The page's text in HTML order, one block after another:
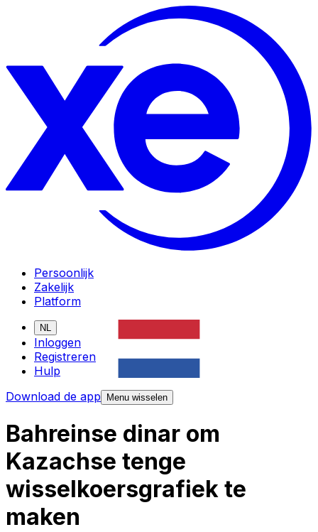
Persoonlijk
Zakelijk
Platform
NL
Inloggen
Registreren
Hulp
Download de app
Menu wisselen
Bahreinse dinar om
Kazachse tenge
wisselkoersgrafiek te
maken